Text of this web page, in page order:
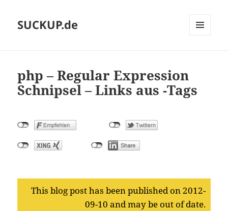
SUCKUP.de
php – Regular Expression
Schnipsel – Links aus-Tags
This blog post has been published on 2012-
09-10 and may be out of date.